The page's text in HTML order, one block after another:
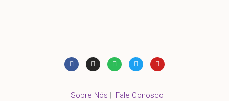
Sobre Nós | Fale Conosco